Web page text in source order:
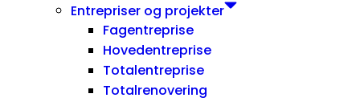
Entrepriser og projekter
Fagentreprise
Hovedentreprise
Totalentreprise
Totalrenovering